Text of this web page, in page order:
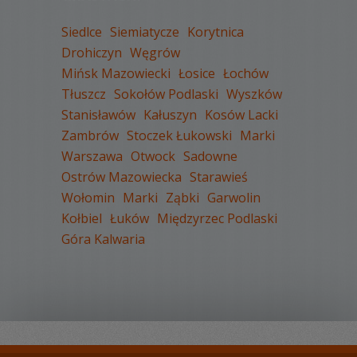
WYŚWIETLEŃ:
1781
KOMENTARZY:1
WYŚWIETLEŃ:
KOMENTARZY:
Siedlce Siemiatycze Korytnica
Drohiczyn Węgrów
Mińsk Mazowiecki Łosice Łochów
Tłuszcz Sokołów Podlaski Wyszków
Stanisławów Kałuszyn Kosów Lacki
Zambrów Stoczek Łukowski Marki
Warszawa Otwock Sadowne
Ostrów Mazowiecka Starawieś
Wołomin Marki Ząbki Garwolin
Kołbiel Łuków Międzyrzec Podlaski
Góra Kalwaria